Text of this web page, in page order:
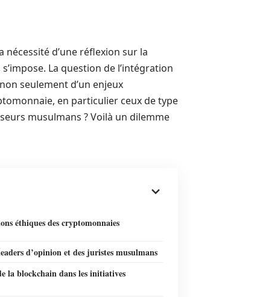
d’une réflexion sur la
La question de l’intégration
seulement d’un enjeux
en particulier ceux de type
musulmans ? Voilà un dilemme
éthiques des cryptomonnaies
d’opinion et des juristes musulmans
la blockchain dans les initiatives